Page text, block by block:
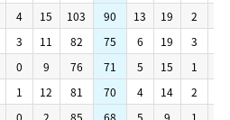
4 15 103 90 13 19 2
3 11 82 75 6 19 3
0 9 76 71 5 15 1
1 12 81 70 4 14 2
4 15 103 90 13 19 2
3 11 82 75 6 19 3
0 9 76 71 5 15 1
1 12 81 70 4 14 2
4 15 103 90 13 19 2
3 11 82 75 6 19 3
0 9 76 71 5 15 1
1 12 81 70 4 14 2
0 2 85 68 5 9 1
4 15 103 90 13 19 2
3 11 82 75 6 19 3
0 9 76 71 5 15 1
1 12 81 70 4 14 2
0 2 85 68 5 9 1